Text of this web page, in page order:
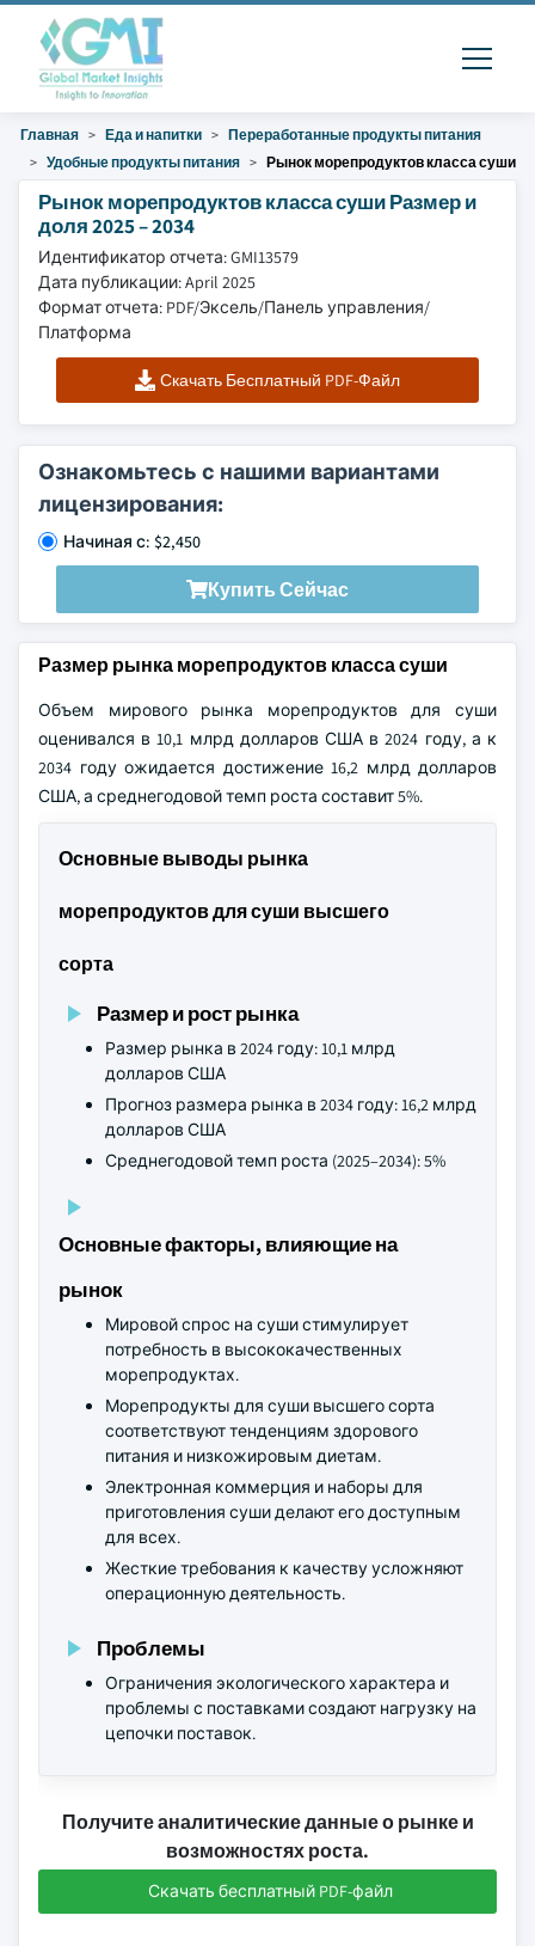
Главная Еда и напитки
Переработанные продукты питания
Удобные продукты питания
Рынок морепродуктов класса суши
Рынок морепродуктов класса суши Размер и
доля 2025 – 2034
Идентификатор отчета: GMI13579
Дата публикации: April 2025
Формат отчета: PDF/Эксель/Панель управления/
Платформа
Скачать Бесплатный PDF-Файл
Ознакомьтесь с нашими вариантами
лицензирования:
Начиная с: $2,450
Купить Сейчас
Размер рынка морепродуктов класса суши
Объем мирового рынка морепродуктов для суши
оценивался в 10,1 млрд долларов США в 2024 году, а к
2034 году ожидается достижение 16,2 млрд долларов
США, а среднегодовой темп роста составит 5%.
Основные выводы рынка
морепродуктов для суши высшего
сорта
Размер и рост рынка
Размер рынка в 2024 году: 10,1 млрд
долларов США
Прогноз размера рынка в 2034 году: 16,2 млрд
долларов США
Среднегодовой темп роста (2025–2034): 5%
Основные факторы, влияющие на
рынок
Мировой спрос на суши стимулирует
потребность в высококачественных
морепродуктах.
Морепродукты для суши высшего сорта
соответствуют тенденциям здорового
питания и низкожировым диетам.
Электронная коммерция и наборы для
приготовления суши делают его доступным
для всех.
Жесткие требования к качеству усложняют
операционную деятельность.
Проблемы
Ограничения экологического характера и
проблемы с поставками создают нагрузку на
цепочки поставок.
Получите аналитические данные о рынке и
возможностях роста.
Скачать бесплатный PDF-файл